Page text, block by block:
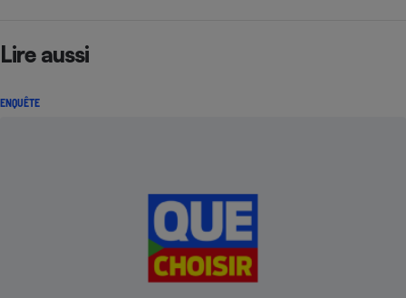
Lire aussi
ENQUÊTE